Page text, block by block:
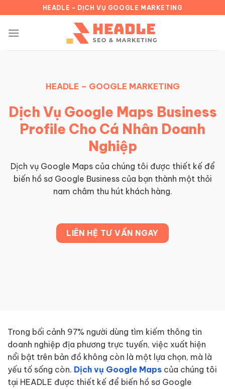
đến
nội
HEADLE - DỊCH VỤ GOOGLE MARKETING
HEADLE – GOOGLE MARKETING
Dịch Vụ Google Maps Business
Profile Cho Cá Nhân Doanh
Nghiệp
Dịch vụ Google Maps của chúng tôi được thiết kế để
biến hồ sơ Google Business của bạn thành một thỏi
nam châm thu hút khách hàng.
LIÊN HỆ TƯ VẤN NGAY
Trong bối cảnh 97% người dùng tìm kiếm thông tin
doanh nghiệp địa phương trực tuyến, việc xuất hiện
nổi bật trên bản đồ không còn là một lựa chọn, mà là
yếu tố sống còn. Dịch vụ Google Maps của chúng tôi
tại HEADLE được thiết kế để biến hồ sơ Google